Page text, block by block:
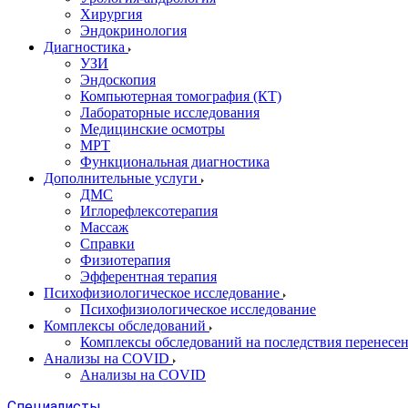
Хирургия
Эндокринология
Диагностика
УЗИ
Эндоскопия
Компьютерная томография (КТ)
Лабораторные исследования
Медицинские осмотры
МРТ
Функциональная диагностика
Дополнительные услуги
ДМС
Иглорефлексотерапия
Массаж
Справки
Физиотерапия
Эфферентная терапия
Психофизиологическое исследование
Психофизиологическое исследование
Комплексы обследований
Комплексы обследований на последствия
Анализы на COVID
Анализы на COVID